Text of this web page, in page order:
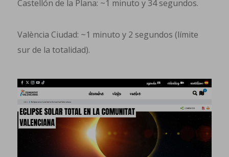
Castellón de la Plana: ~1 minuto y 34 segundos.
València Ciudad: ~1 minuto y 2 segundos (límite
sur de la totalidad).